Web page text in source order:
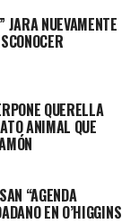
NUEVAMENTE
QUERELLA
ANIMAL QUE
“AGENDA
EN O’HIGGINS